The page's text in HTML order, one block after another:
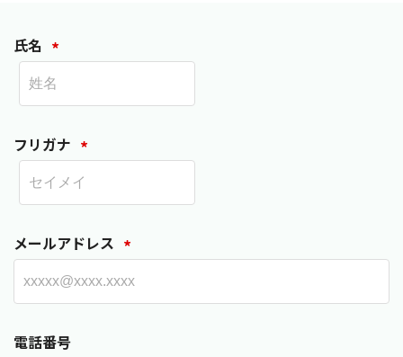
氏名 *
フリガナ *
メールアドレス *
電話番号